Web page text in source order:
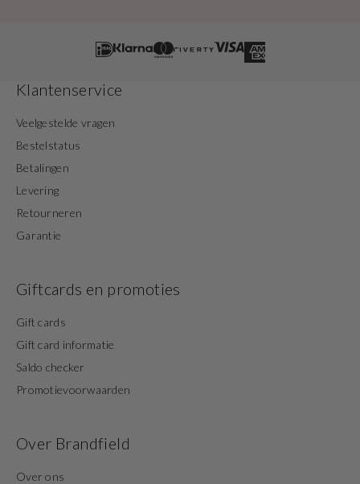
Klantenservice
Veelgestelde vragen
Bestelstatus
Betalingen
Levering
Retourneren
Garantie
Giftcards en promoties
Gift cards
Gift card informatie
Saldo checker
Promotievoorwaarden
Over Brandfield
Over ons